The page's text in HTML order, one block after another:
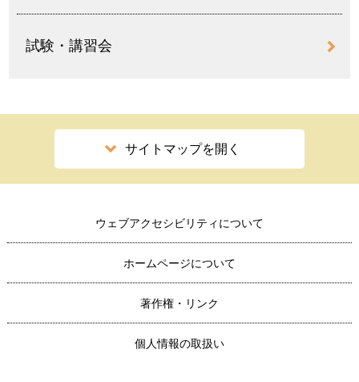
試験・講習会
サイトマップを開く
ウェブアクセシビリティについて
ホームページについて
著作権・リンク
個人情報の取扱い